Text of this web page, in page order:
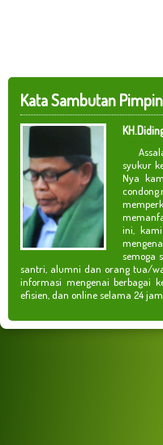
Kata Sambutan
syukur
Nya
ini,
semoga
santri, alumni dan orang tua/
informasi mengenai berbagai
efisien, dan online selama 24